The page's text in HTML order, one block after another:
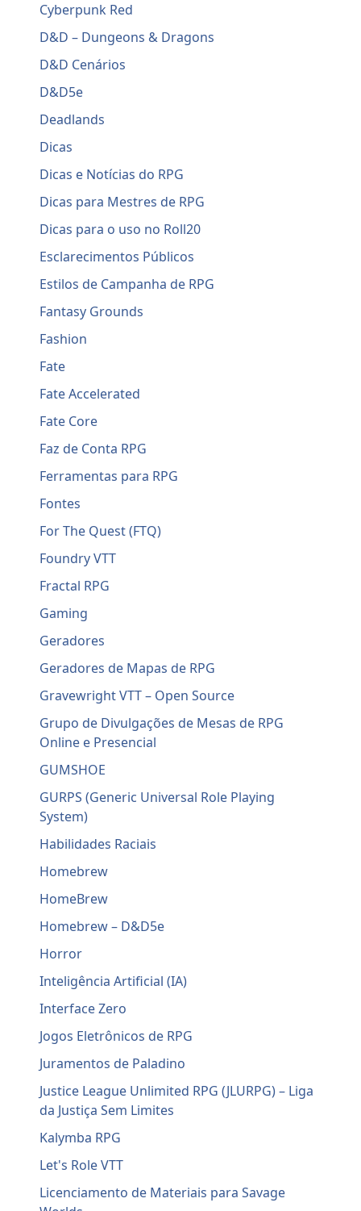
Cyberpunk Red
D&D – Dungeons & Dragons
D&D Cenários
D&D5e
Deadlands
Dicas
Dicas e Notícias do RPG
Dicas para Mestres de RPG
Dicas para o uso no Roll20
Esclarecimentos Públicos
Estilos de Campanha de RPG
Fantasy Grounds
Fashion
Fate
Fate Accelerated
Fate Core
Faz de Conta RPG
Ferramentas para RPG
Fontes
For The Quest (FTQ)
Foundry VTT
Fractal RPG
Gaming
Geradores
Geradores de Mapas de RPG
Gravewright VTT – Open Source
Grupo de Divulgações de Mesas de RPG
Online e Presencial
GUMSHOE
GURPS (Generic Universal Role Playing
System)
Habilidades Raciais
Homebrew
HomeBrew
Homebrew – D&D5e
Horror
Inteligência Artificial (IA)
Interface Zero
Jogos Eletrônicos de RPG
Juramentos de Paladino
Justice League Unlimited RPG (JLURPG) – Liga
da Justiça Sem Limites
Kalymba RPG
Let's Role VTT
Licenciamento de Materiais para Savage